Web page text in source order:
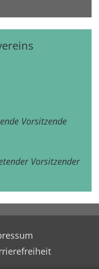
Vorsitzende
Vorsitzender